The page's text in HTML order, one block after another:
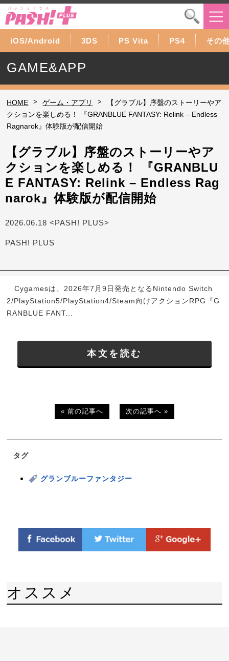
iOS/Android 3DS PS Vita PS4 その
GAME&APP
HOME > ゲーム・アプリ >
【グラブル】序盤のストーリーやア
クションを楽しめる！ 『GRANBLUE FANTASY: Relink – Endless
Ragnarok』体験版が配信開始
【グラブル】序盤のストーリーやア
クションを楽しめる！ 『GRANBLU
E FANTASY: Relink – Endless Rag
narok』体験版が配信開始
2026.06.18 <PASH! PLUS>
PASH! PLUS
Cygamesは、2026年7月9日発売となるNintendo Switch
2/PlayStation5/PlayStation4/Steam向けアクションRPG『G
RANBLUE FANT...
本文を読む
« 前の記事へ 次の記事へ »
タグ
グランブルーファンタジー
オススメ